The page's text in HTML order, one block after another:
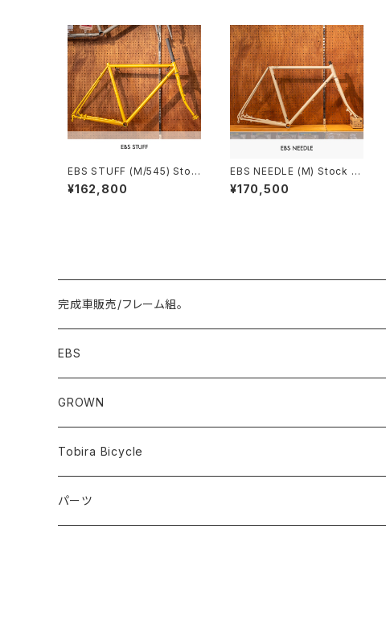
EBS STUFF (M/545) Stoc
k frame order (deposit)
¥162,800
EBS NEEDLE (M) Stock fr
ame Order （deposit）
¥170,500
完成車販売/フレーム組。
Minivelo(~20inch)
Cargo/Family
Commuter
Road
EBS
Minivelo (~20 inch)
Horizontal 451
FLOAT 451
700C(~29inch) / 650B(27.5inch)
STUFF
GROWN
CODA
Harvest
Tobira Bicycle
Model-T
パーツ